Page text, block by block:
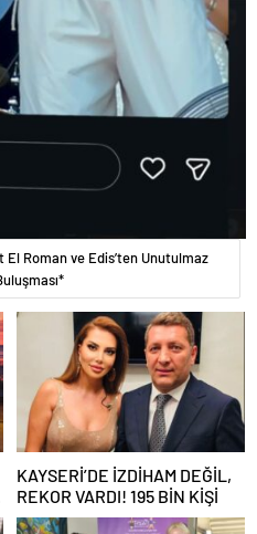
Roman ve Edis’ten Unutulmaz
KAYSERİ’DE İZDİHAM DEĞİL,
REKOR VARDI! 195 BİN KİŞİ